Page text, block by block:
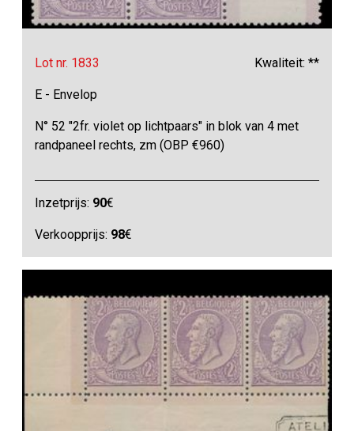
Lot nr. 1833 Kwaliteit: **
E - Envelop
N° 52 "2fr. violet op lichtpaars" in blok van 4 met
randpaneel rechts, zm (OBP €960)
Inzetprijs: 90€
Verkoopprijs: 98€